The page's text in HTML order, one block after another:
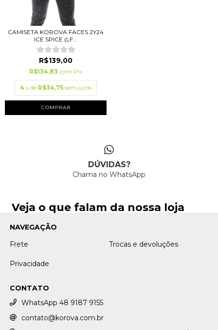
CAMISETA KOROVA FACES 2Y24
ICE SPICE (LF...
R$139,00
R$134,83 com Pix
4 x de R$34,75 sem juros
COMPRAR
DÚVIDAS?
Chama no WhatsApp
Veja o que falam da nossa loja
NAVEGAÇÃO
Frete
Trocas e devoluções
Privacidade
CONTATO
WhatsApp 48 9187 9155
contato@korova.com.br